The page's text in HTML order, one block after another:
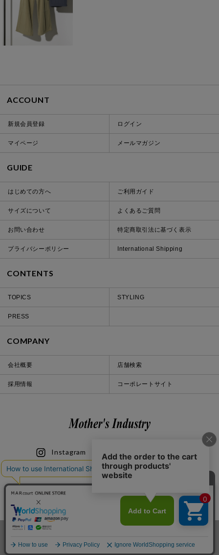
ACCOUNT
新規会員登録 ログイン
マイページ メールマガジン
GUIDE
はじめての方へ ご利用ガイド
サイズについて よくあるご質問
お問い合わせ 特定商取引法に基づく表示
プライバシーポリシー International Shipping
CONTENTS
TOPICS STYLING
PRESS
COMPANY
会社概要 店舗検索
採用情報 コーポレートサイト
Instagram LINE
iOS Android
© 2020 Mother’s Industry co., ltd.